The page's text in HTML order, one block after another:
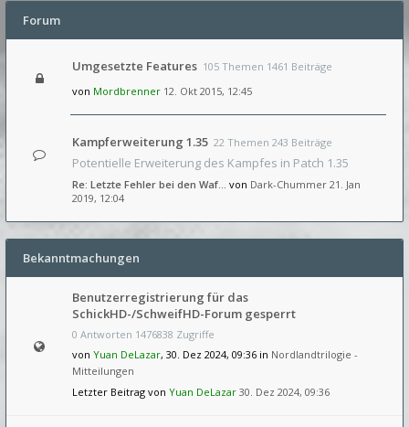
Forum
Umgesetzte Features 105 Themen 1461 Beiträge
von Mordbrenner 12. Okt 2015, 12:45
Kampferweiterung 1.35 22 Themen 243 Beiträge
Potentielle Erweiterung des Kampfes in Patch 1.35
Re: Letzte Fehler bei den Waf… von Dark-Chummer 21. Jan
2019, 12:04
Bekanntmachungen
Benutzerregistrierung für das
SchickHD-/SchweifHD-Forum gesperrt
0 Antworten 1476838 Zugriffe
von Yuan DeLazar, 30. Dez 2024, 09:36 in Nordlandtrilogie -
Mitteilungen
Letzter Beitrag von Yuan DeLazar 30. Dez 2024, 09:36